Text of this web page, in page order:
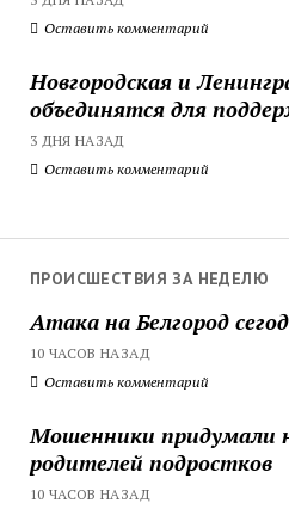
Оставить комментарий
Новгородская и
объединятся для
3 ДНЯ НАЗАД
Оставить комментарий
ПРОИСШЕСТВИЯ ЗА НЕДЕЛЮ
Атака на Белгород
10 ЧАСОВ НАЗАД
Оставить комментарий
Мошенники придумали
родителей подростков
10 ЧАСОВ НАЗАД